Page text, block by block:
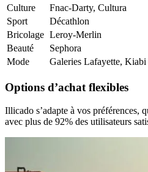
Culture
Fnac-Darty, Cultura
Sport
Décathlon
Bricolage Leroy-Merlin
Beauté
Sephora
Mode
Galeries Lafayette, Kiabi
Options d’achat flexibles
Illicado s’adapte à vos préférences,
avec plus de 92% des utilisateurs